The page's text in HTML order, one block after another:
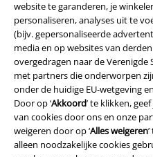
website te garanderen, je
personaliseren, analyses uit te
(bijv. gepersonaliseerde
media en op websites van
overgedragen naar de Verenigde
met partners die onderworpen
onder de huidige EU-wetgeving
Door op ‘Akkoord’ te klikken,
van cookies door ons en onze
weigeren door op ‘Alles weigeren
alleen noodzakelijke cookies
Legal
Algemene Voorwaarden
Bedrijfsgegevens
Privacyverklaring